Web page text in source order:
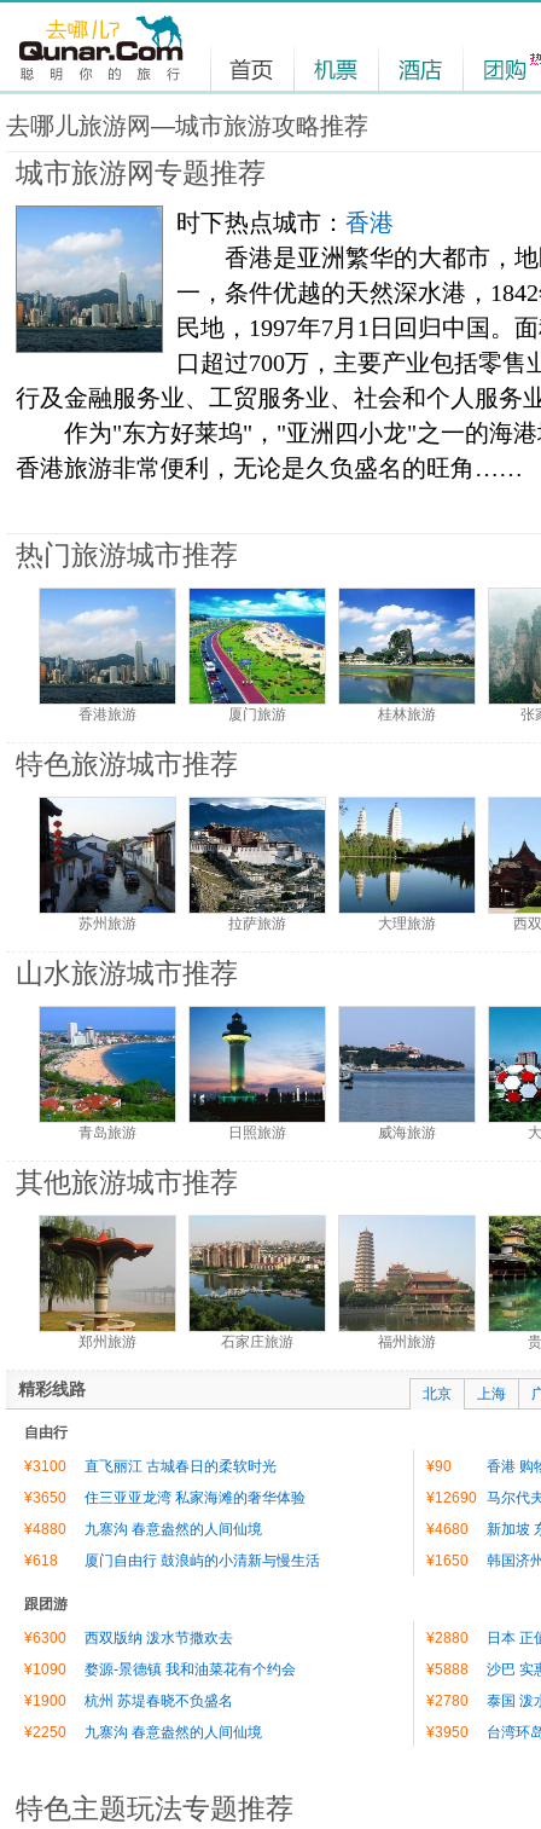
去哪儿旅游网—城市旅游攻略推荐
城市旅游网专题推荐
时下热点城市： 香港
香港是亚洲繁华的大都市，地
一，条件优越的天然深水港，
民地，1997年7月1日回归中国。
口超过700万，主要产业包括零售
行及金融服务业、工贸服务业、社会和个人服务
作为"东方好莱坞"，"亚洲四小龙"之一的海港
香港旅游非常便利，无论是久负盛名的旺角……
热门旅游城市推荐
香港旅游 厦门旅游 桂林旅游 张
特色旅游城市推荐
苏州旅游 拉萨旅游 大理旅游 西
山水旅游城市推荐
青岛旅游 日照旅游 威海旅游
其他旅游城市推荐
郑州旅游 石家庄旅游 福州旅游
北京 上海
精彩线路
自由行
¥3100
直飞丽江 古城春日的柔软时光 ¥90
香港 购
¥3650
住三亚亚龙湾 私家海滩的奢华体验 ¥12690 马尔代
¥4880
九寨沟 春意盎然的人间仙境 ¥4680
新加坡
¥618
厦门自由行 鼓浪屿的小清新与慢生活 ¥1650 韩国济
跟团游
¥6300
西双版纳 泼水节撒欢去 ¥2880
日本 正
¥1090
婺源-景德镇 我和油菜花有个约会 ¥5888
沙巴 实
¥1900
杭州 苏堤春晓不负盛名 ¥2780
泰国 泼
¥2250
九寨沟 春意盎然的人间仙境 ¥3950 台湾环
特色主题玩法专题推荐